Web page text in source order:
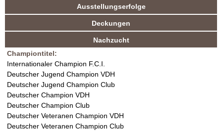
H
Z
u
c
n
k
t
i
e
e
i
r
)
Ausstellungserfolge
Deckungen
Nachzucht
Championtitel:
Internationaler Champion F.C.I.
Deutscher Jugend Champion VDH
Deutscher Jugend Champion Club
Deutscher Champion VDH
Deutscher Champion Club
Deutscher Veteranen Champion VDH
Deutscher Veteranen Champion Club